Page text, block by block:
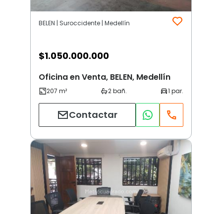
BELEN | Suroccidente | Medellín
$1.050.000.000
Oficina en Venta, BELEN, Medellín
Contactar